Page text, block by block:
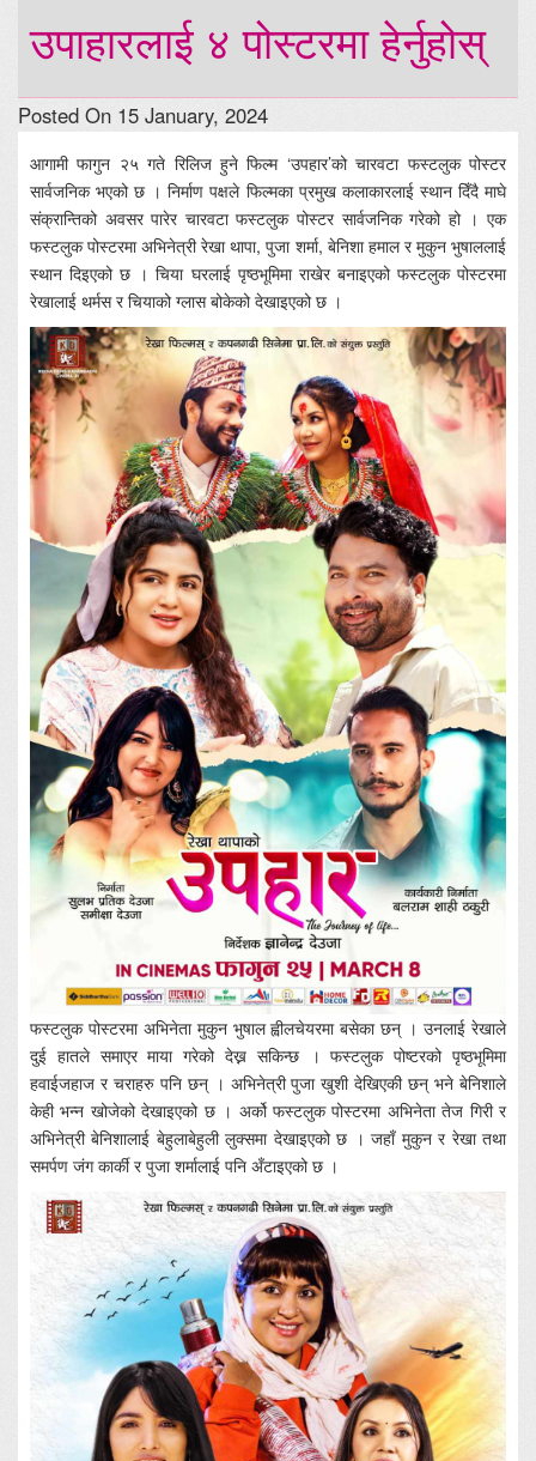
उपाहारलाई ४ पोस्टरमा हेर्नुहोस्
Posted On 15 January, 2024
आगामी फागुन २५ गते रिलिज हुने फिल्म ‘उपहार’को चारवटा फस्टलुक पोस्टर
सार्वजनिक भएको छ । निर्माण पक्षले फिल्मका प्रमुख कलाकारलाई स्थान दिँदै माघे
संक्रान्तिको अवसर पारेर चारवटा फस्टलुक पोस्टर सार्वजनिक गरेको हो । एक
फस्टलुक पोस्टरमा अभिनेत्री रेखा थापा, पुजा शर्मा, बेनिशा हमाल र मुकुन भुषाललाई
स्थान दिइएको छ । चिया घरलाई पृष्ठभूमिमा राखेर बनाइएको फस्टलुक पोस्टरमा
रेखालाई थर्मस र चियाको ग्लास बोकेको देखाइएको छ ।
फस्टलुक पोस्टरमा अभिनेता मुकुन भुषाल ह्वीलचेयरमा बसेका छन् । उनलाई रेखाले
दुई हातले समाएर माया गरेको देख्न सकिन्छ । फस्टलुक पोष्टरको पृष्ठभूमिमा
हवाईजहाज र चराहरु पनि छन् । अभिनेत्री पुजा खुशी देखिएकी छन् भने बेनिशाले
केही भन्न खोजेको देखाइएको छ । अर्को फस्टलुक पोस्टरमा अभिनेता तेज गिरी र
अभिनेत्री बेनिशालाई बेहुलाबेहुली लुक्समा देखाइएको छ । जहाँ मुकुन र रेखा तथा
समर्पण जंग कार्की र पुजा शर्मालाई पनि अँटाइएको छ ।